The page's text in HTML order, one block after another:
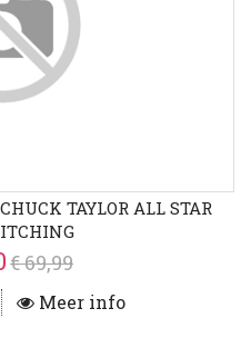
TAYLOR ALL STAR
€ 69,99
Meer info